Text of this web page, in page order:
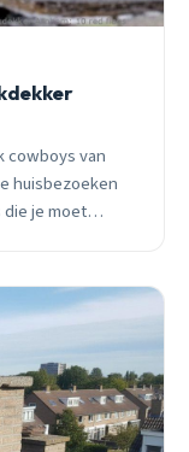
cowboys van
huisbezoeken
je moet